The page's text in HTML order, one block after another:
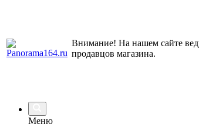
Внимание! На нашем сайте
продавцов магазина.
Меню